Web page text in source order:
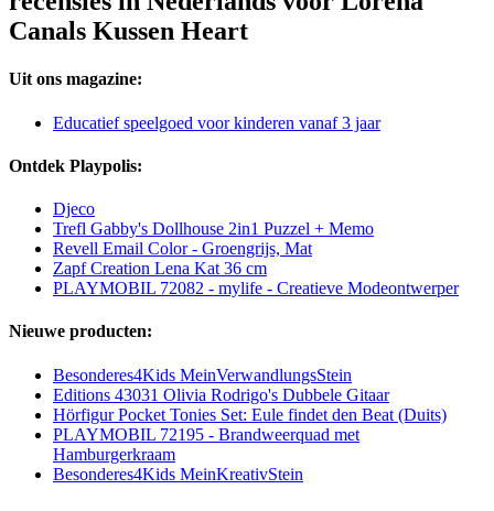
Canals Kussen Heart
Uit ons magazine:
Educatief speelgoed voor kinderen vanaf 3 jaar
Ontdek Playpolis:
Djeco
Trefl Gabby's Dollhouse 2in1 Puzzel + Memo
Revell Email Color - Groengrijs, Mat
Zapf Creation Lena Kat 36 cm
PLAYMOBIL 72082 - mylife - Creatieve Modeontwerper
Nieuwe producten:
Besonderes4Kids MeinVerwandlungsStein
Editions 43031 Olivia Rodrigo's Dubbele Gitaar
Hörfigur Pocket Tonies Set: Eule findet den Beat (Duits)
PLAYMOBIL 72195 - Brandweerquad met
Hamburgerkraam
Besonderes4Kids MeinKreativStein